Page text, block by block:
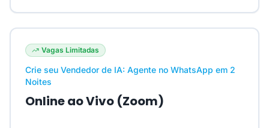
Vagas Limitadas
Crie seu Vendedor de IA: Agente no WhatsApp em 2
Noites
Online ao Vivo (Zoom)